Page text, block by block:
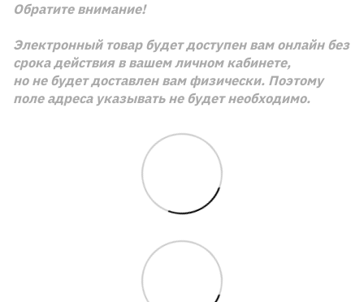
Обратите внимание!
Электронный товар будет доступен вам онлайн без
срока действия в вашем личном кабинете,
но не будет доставлен вам физически. Поэтому
поле адреса указывать не будет необходимо.